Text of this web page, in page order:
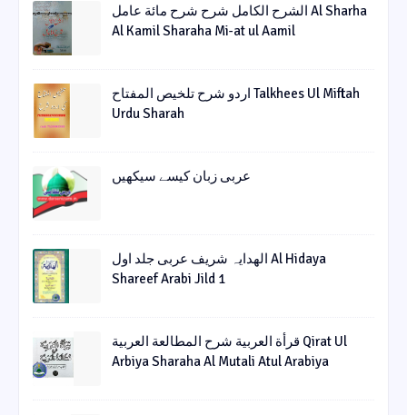
الشرح الکامل شرح شرح مائة عامل Al Sharha
Al Kamil Sharaha Mi-at ul Aamil
اردو شرح تلخیص المفتاح Talkhees Ul Miftah
Urdu Sharah
عربی زبان کیسے سیکھیں
الھدایہ شریف عربی جلد اول Al Hidaya
Shareef Arabi Jild 1
قرأة العربیة شرح المطالعة العربیة Qirat Ul
Arbiya Sharaha Al Mutali Atul Arabiya